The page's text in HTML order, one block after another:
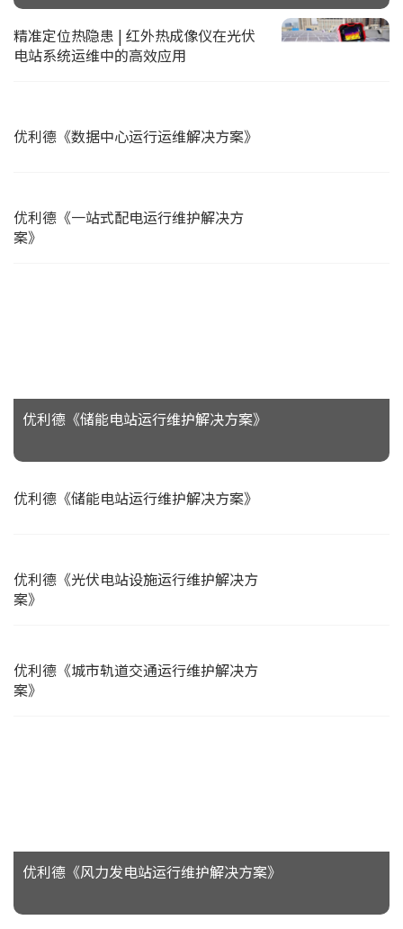
精准定位热隐患 | 红外热成像仪在光伏
电站系统运维中的高效应用
优利德《数据中心运行运维解决方案》
优利德《一站式配电运行维护解决方
案》
优利德《储能电站运行维护解决方案》
优利德《储能电站运行维护解决方案》
优利德《光伏电站设施运行维护解决方
案》
优利德《城市轨道交通运行维护解决方
案》
优利德《风力发电站运行维护解决方案》